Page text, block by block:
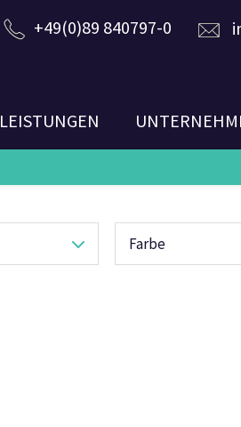
+49(0)89 840797-0
LEISTUNGEN
Farbe